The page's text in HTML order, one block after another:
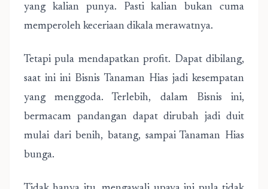
yang kalian punya. Pasti kalian bukan cuma
memperoleh keceriaan dikala merawatnya.
Tetapi pula mendapatkan profit. Dapat dibilang,
saat ini ini Bisnis Tanaman Hias jadi kesempatan
yang menggoda. Terlebih, dalam Bisnis ini,
bermacam pandangan dapat dirubah jadi duit
mulai dari benih, batang, sampai Tanaman Hias
bunga.